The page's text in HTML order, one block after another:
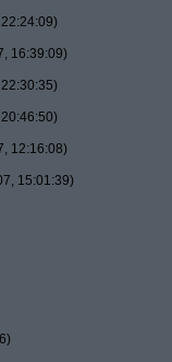
16:39:09)
12:16:08)
15:01:39)